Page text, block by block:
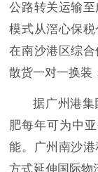
公路转关运输
模式从滘心保税
在南沙港区综
散货一对一换装
据广州港
肥每年可为中
能。广州南沙
方式延伸国际物